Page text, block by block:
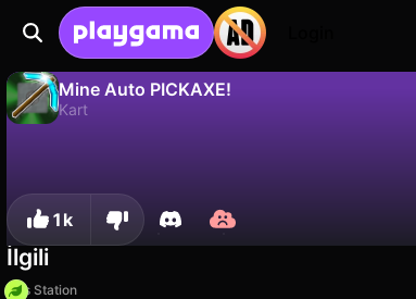
Mine Auto PICKAXE!
Kart
1k
İlgili
Gas Station